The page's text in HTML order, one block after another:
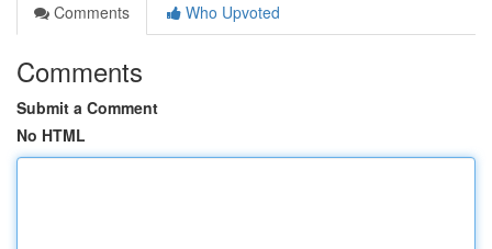
Comments
Who Upvoted
Comments
Submit a Comment
No HTML